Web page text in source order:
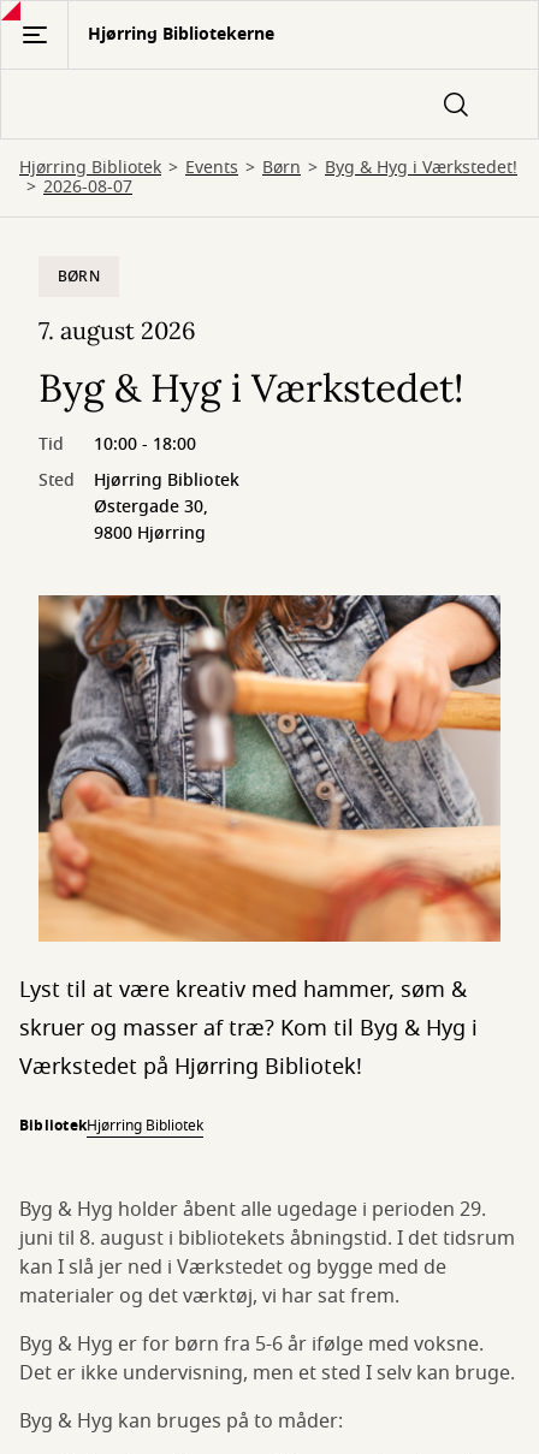
Gå
hovedindhold
Hjørring Bibliotekerne
Hjørring Bibliotek Events Børn Byg & Hyg i Værkstedet!
2026-08-07
BØRN
7. august 2026
Byg & Hyg i Værkstedet!
Tid
10:00 - 18:00
Sted
Hjørring Bibliotek
Østergade 30,
9800 Hjørring
Lyst til at være kreativ med hammer, søm &
skruer og masser af træ? Kom til Byg & Hyg i
Værkstedet på Hjørring Bibliotek!
BibliotekHjørring Bibliotek
Byg & Hyg holder åbent alle ugedage i perioden 29.
juni til 8. august i bibliotekets åbningstid. I det tidsrum
kan I slå jer ned i Værkstedet og bygge med de
materialer og det værktøj, vi har sat frem.
Byg & Hyg er for børn fra 5-6 år ifølge med voksne.
Det er ikke undervisning, men et sted I selv kan bruge.
Byg & Hyg kan bruges på to måder: